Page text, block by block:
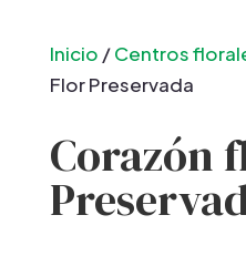
Inicio /Centros
Flor Preservada
Corazón